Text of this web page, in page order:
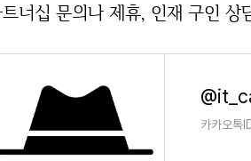
너십 문의나 제휴, 인재 구인
카카오톡